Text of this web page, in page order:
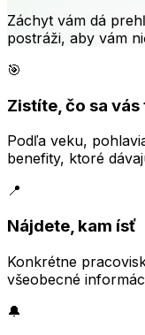
Záchyt vám dá
postráži, aby vám
🎯
Zistíte, čo sa vás
Podľa veku,
benefity, ktoré
📍
Nájdete, kam ísť
Konkrétne
všeobecné
🔔